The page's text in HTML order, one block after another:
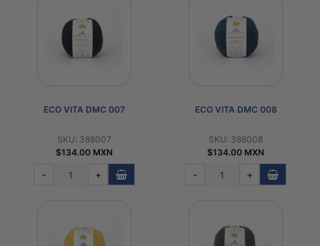
ECO VITA DMC 007
SKU: 388007
$134.00 MXN
- +
ECO VITA DMC 008
SKU: 388008
$134.00 MXN
- +